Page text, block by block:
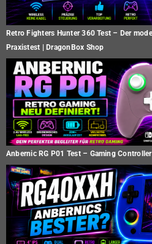
Retro Fighters Hunter 360 Test – Der
Praxistest | DragonBox Shop
Anbernic RG P01 Test – Gaming